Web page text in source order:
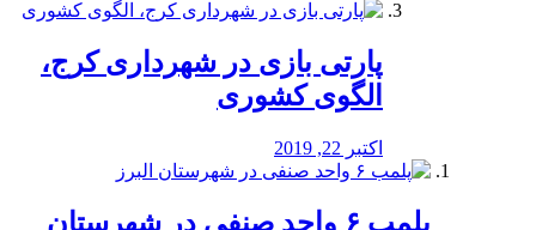
پارتی بازی در شهرداری کرج،
الگوی کشوری
اکتبر 22, 2019
پلمب ۶ واحد صنفی در شهرستان